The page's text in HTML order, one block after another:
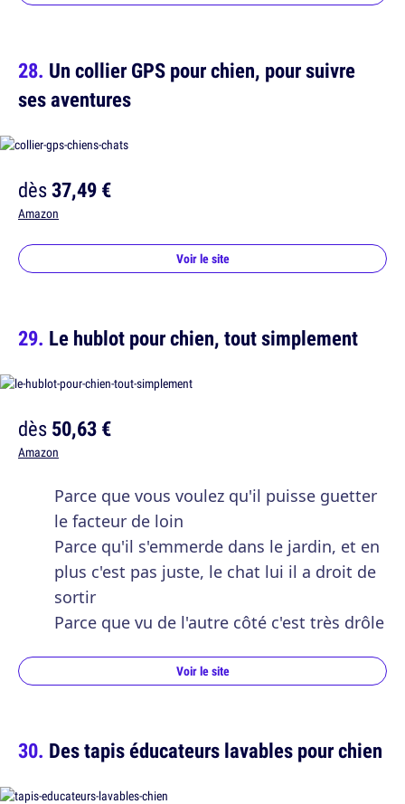
Un collier GPS pour chien, pour suivre
ses aventures
dès37,49 €
Amazon
Voir le site
Le hublot pour chien, tout simplement
dès50,63 €
Amazon
Parce que vous voulez qu'il puisse guetter
le facteur de loin
Parce qu'il s'emmerde dans le jardin, et en
plus c'est pas juste, le chat lui il a droit de
sortir
Parce que vu de l'autre côté c'est très drôle
Voir le site
Des tapis éducateurs lavables pour chien